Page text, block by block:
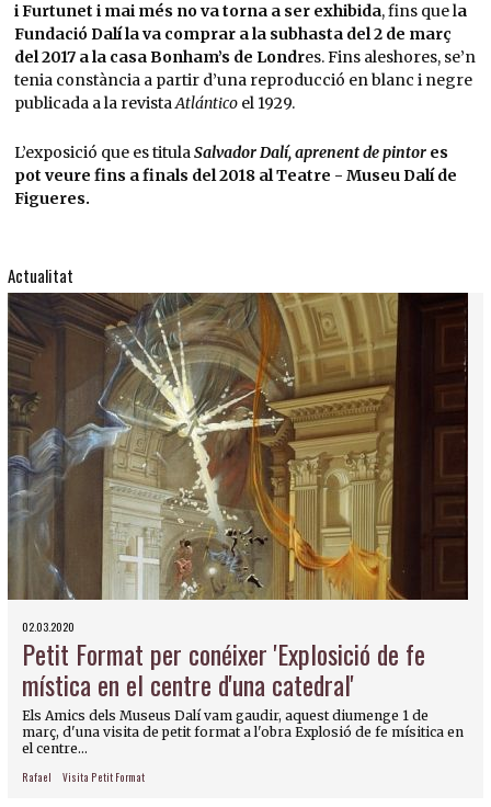
i Furtunet i mai més no va torna a ser exhibida, fins que la
Fundació Dalí la va comprar a la subhasta del 2 de març
del 2017 a la casa Bonham’s de Londres. Fins aleshores, se’n
tenia constància a partir d’una reproducció en blanc i negre
publicada a la revistaAtlántico el 1929.
L’exposició que es titulaSalvador Dalí, aprenent de pintores
pot veure fins a finals del 2018 al Teatre - Museu Dalí de
Figueres.
Actualitat
02.03.2020
Petit Format per conéixer 'Explosició de fe
mística en el centre d'una catedral'
Els Amics dels Museus Dalí vam gaudir, aquest diumenge 1 de
març, d'una visita de petit format a l'obra Explosió de fe mísitica en
el centre...
Rafael Visita Petit Format